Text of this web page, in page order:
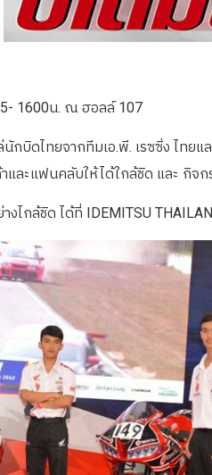
1600น. ณ ฮอลล์ 107
นักบิดไทยจากทีมเอ.พี. เรซซิ่ง ไท
และแฟนคลับให้ได้ใกล้ชิด และ กิจก
งไกล้ชิด ได้ที่ IDEMITSU